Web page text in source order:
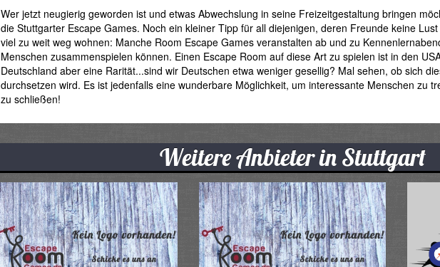
Wer jetzt neugierig geworden ist und etwas Abwechslung in seine Freizeitgestaltung bringen
die Stuttgarter Escape Games. Noch ein kleiner Tipp für all diejenigen, deren Freunde keine
viel zu weit weg wohnen: Manche Room Escape Games veranstalten ab und zu
Menschen zusammenspielen können. Einen Escape Room auf diese Art zu spielen ist in den
Deutschland aber eine Rarität...sind wir Deutschen etwa weniger gesellig? Mal sehen, ob sich
durchsetzen wird. Es ist jedenfalls eine wunderbare Möglichkeit, um interessante Menschen zu
zu schließen!
Weitere Anbieter in Stuttgart